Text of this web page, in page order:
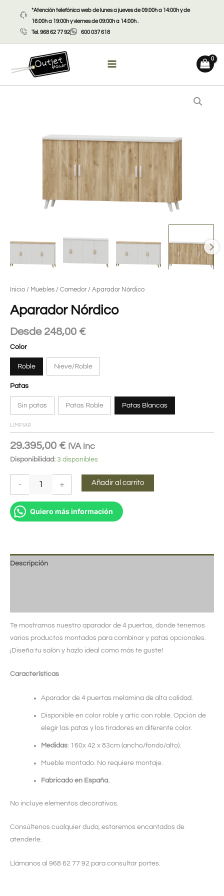
contenido
*Atención telefónica web de lunes a jueves de 09:00h a 14:00h y de
16:00h a 19:00h y viernes de 09:00h a 14:00h .
Tel. 968 62 77 92
600 037 618
Inicio / Muebles / Comedor/ Aparador Nórdico
Aparador Nórdico
Desde 248,00 €
Color
Roble Nieve/Roble
Patas
Sin patas Patas Roble Patas Blancas
LIMPIAR
29.395,00 € IVA inc
Disponibilidad: 3 disponibles
- + Añadir al carrito
Quiero más información
Descripción
Te mostramos nuestro aparador de 4 puertas, donde tenemos
varios productos montados para combinar y patas opcionales.
¡Diseña tu salón y hazlo ideal como más te guste!
Características
Aparador de 4 puertas melamina de alta calidad.
Disponible en color roble y artic con roble. Opción de
elegir las patas y los tiradores en diferente color.
Medidas: 160x 42 x 83cm (ancho/fondo/alto).
Mueble montado. No requiere montaje.
Fabricado en España.
No incluye elementos decorativos.
Consúltenos cualquier duda, estaremos encantados de
atenderle.
Llámanos al 968 62 77 92 para consultar portes.